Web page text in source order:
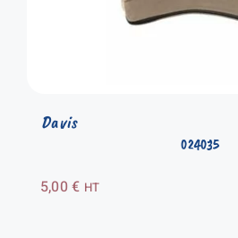
024035
Davis
5,00€ HT